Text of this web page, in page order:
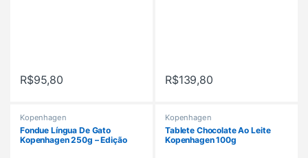
R$95,80 R$139,80
Kopenhagen
Fondue Língua De Gato
Kopenhagen 250g – Edição
Kopenhagen
Tablete Chocolate Ao Leite
Kopenhagen 100g